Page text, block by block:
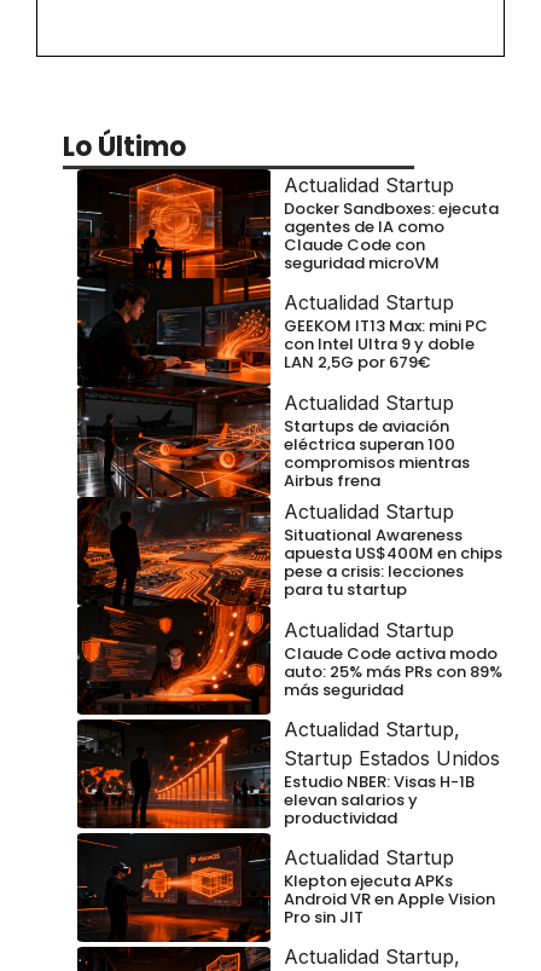
Lo Último
Actualidad Startup
Docker Sandboxes: ejecuta
agentes de IA como
Claude Code con
seguridad microVM
Actualidad Startup
GEEKOM IT13 Max: mini PC
con Intel Ultra 9 y doble
LAN 2,5G por 679€
Actualidad Startup
Startups de aviación
eléctrica superan 100
compromisos mientras
Airbus frena
Actualidad Startup
Situational Awareness
apuesta US$400M en chips
pese a crisis: lecciones
para tu startup
Actualidad Startup
Claude Code activa modo
auto: 25% más PRs con 89%
más seguridad
Actualidad Startup,
Startup Estados Unidos
Estudio NBER: Visas H-1B
elevan salarios y
productividad
Actualidad Startup
Klepton ejecuta APKs
Android VR en Apple Vision
Pro sin JIT
Actualidad Startup,